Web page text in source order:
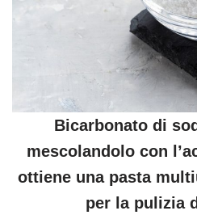
Bicarbonato di
mescolandolo con
ottiene una pasta
per la pulizia